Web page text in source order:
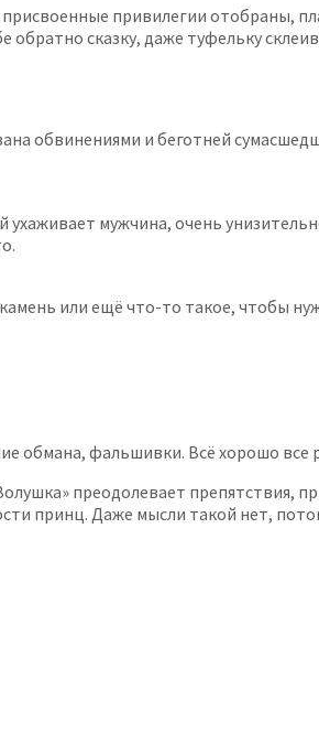
привилегии отобраны,
сказку, даже туфельку
обвинениями и беготней
мужчина, очень
или ещё что-то такое, чтобы
обмана, фальшивки. Всё хорошо все
преодолевает препятствия,
принц. Даже мысли такой нет,